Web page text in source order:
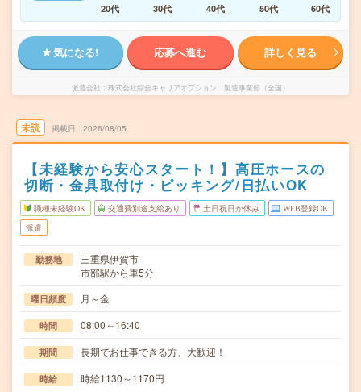
20代
30代 40代 50代 60代
気になる! 応募へ進む 詳しく見る
派遣会社 株式会社綜合キャリアオプション 製造事業部（全国）
未読 掲載日 2026/08/05
【未経験から安心スタート！】高圧ホースの
切断・金具取付け・ピッキング/日払いOK
職種未経験OK 交通費別途支給あり 土日祝日が休み WEB登録OK
派遣
勤務地
三重県伊賀市
市部駅から車5分
曜日頻度 月～金
時間 08:00～16:40
期間 長期でお仕事できる方、大歓迎！
時給 時給1130～1170円